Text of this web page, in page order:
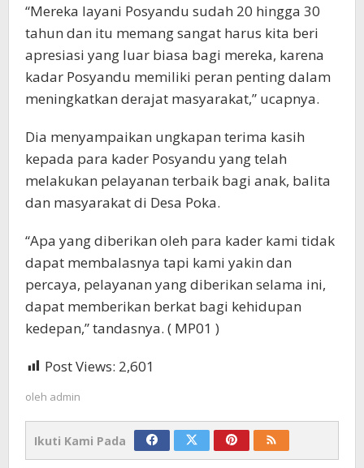
“Mereka layani Posyandu sudah 20 hingga 30
tahun dan itu memang sangat harus kita beri
apresiasi yang luar biasa bagi mereka, karena
kadar Posyandu memiliki peran penting dalam
meningkatkan derajat masyarakat,” ucapnya.
Dia menyampaikan ungkapan terima kasih
kepada para kader Posyandu yang telah
melakukan pelayanan terbaik bagi anak, balita
dan masyarakat di Desa Poka.
“Apa yang diberikan oleh para kader kami tidak
dapat membalasnya tapi kami yakin dan
percaya, pelayanan yang diberikan selama ini,
dapat memberikan berkat bagi kehidupan
kedepan,” tandasnya. ( MP01 )
Post Views: 2,601
oleh admin
Ikuti Kami Pada